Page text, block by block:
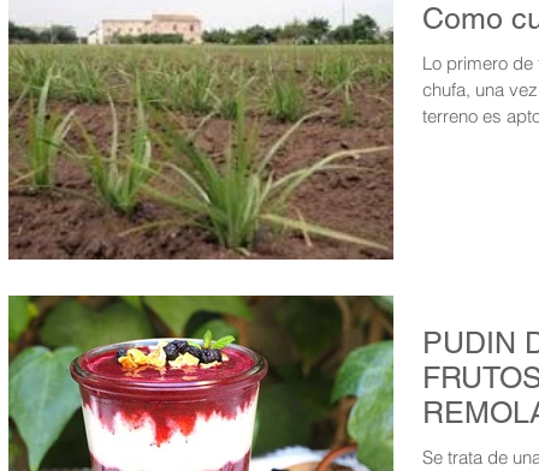
Como
Lo primero
chufa, una
terreno es
PUDIN
Se trata de